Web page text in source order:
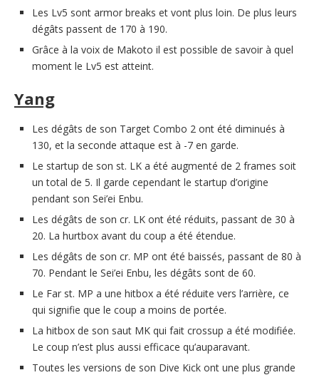
Les Lv5 sont armor breaks et vont plus loin. De plus leurs
dégâts passent de 170 à 190.
Grâce à la voix de Makoto il est possible de savoir à quel
moment le Lv5 est atteint.
Yang
Les dégâts de son Target Combo 2 ont été diminués à
130, et la seconde attaque est à -7 en garde.
Le startup de son st. LK a été augmenté de 2 frames soit
un total de 5. Il garde cependant le startup d’origine
pendant son Sei’ei Enbu.
Les dégâts de son cr. LK ont été réduits, passant de 30 à
20. La hurtbox avant du coup a été étendue.
Les dégâts de son cr. MP ont été baissés, passant de 80 à
70. Pendant le Sei’ei Enbu, les dégâts sont de 60.
Le Far st. MP a une hitbox a été réduite vers l’arrière, ce
qui signifie que le coup a moins de portée.
La hitbox de son saut MK qui fait crossup a été modifiée.
Le coup n’est plus aussi efficace qu’auparavant.
Toutes les versions de son Dive Kick ont une plus grande